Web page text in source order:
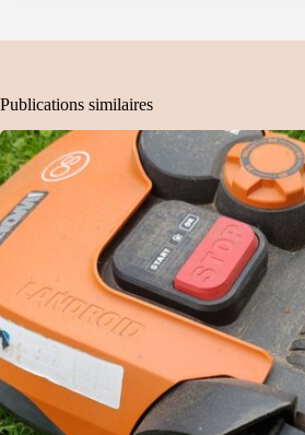
Publications similaires